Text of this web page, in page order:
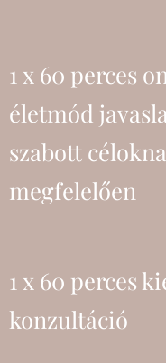
1 x 60 perces
életmód
szabott
megfelelően
1 x 60 perces
konzultáció